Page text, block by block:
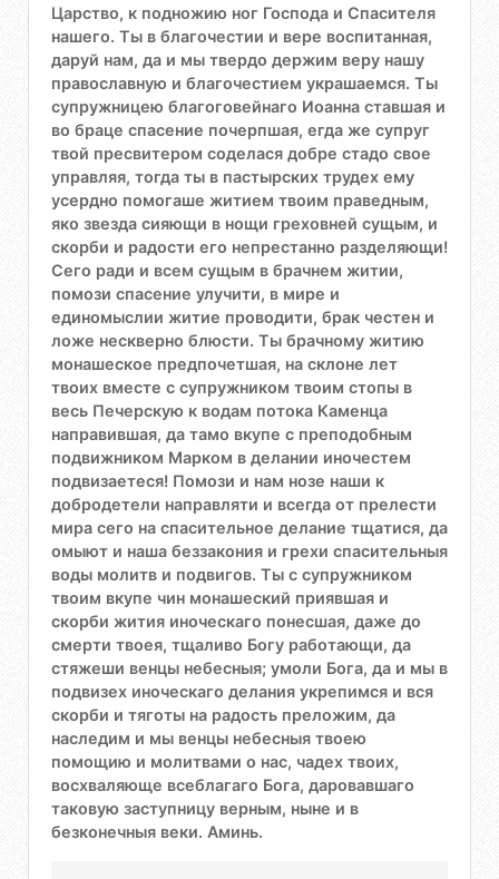
Царство, к подножию ног Господа и Спасителя
нашего. Ты в благочестии и вере воспитанная,
даруй нам, да и мы твердо держим веру нашу
православную и благочестием украшаемся. Ты
супружницею благоговейнаго Иоанна ставшая и
во браце спасение почерпшая, егда же супруг
твой пресвитером соделася добре стадо свое
управляя, тогда ты в пастырских трудех ему
усердно помогаше житием твоим праведным,
яко звезда сияющи в нощи греховней сущым, и
скорби и радости его непрестанно разделяющи!
Сего ради и всем сущым в брачнем житии,
помози спасение улучити, в мире и
единомыслии житие проводити, брак честен и
ложе нескверно блюсти. Ты брачному житию
монашеское предпочетшая, на склоне лет
твоих вместе с супружником твоим стопы в
весь Печерскую к водам потока Каменца
направившая, да тамо вкупе с преподобным
подвижником Марком в делании иночестем
подвизаетеся! Помози и нам нозе наши к
добродетели направляти и всегда от прелести
мира сего на спасительное делание тщатися, да
омыют и наша беззакония и грехи спасительныя
воды молитв и подвигов. Ты с супружником
твоим вкупе чин монашеский приявшая и
скорби жития иноческаго понесшая, даже до
смерти твоея, тщаливо Богу работающи, да
стяжеши венцы небесныя; умоли Бога, да и мы в
подвизех иноческаго делания укрепимся и вся
скорби и тяготы на радость преложим, да
наследим и мы венцы небесныя твоею
помощию и молитвами о нас, чадех твоих,
восхваляюще всеблагаго Бога, даровавшаго
таковую заступницу верным, ныне и в
безконечныя веки. Аминь.